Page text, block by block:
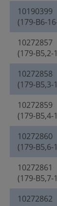
10190399
(179-B6-
10272857
(179-B5,2-
10272858
(179-B5,3-
10272859
(179-B5,4-
10272860
(179-B5,6-
10272861
(179-B5,7-
10272862